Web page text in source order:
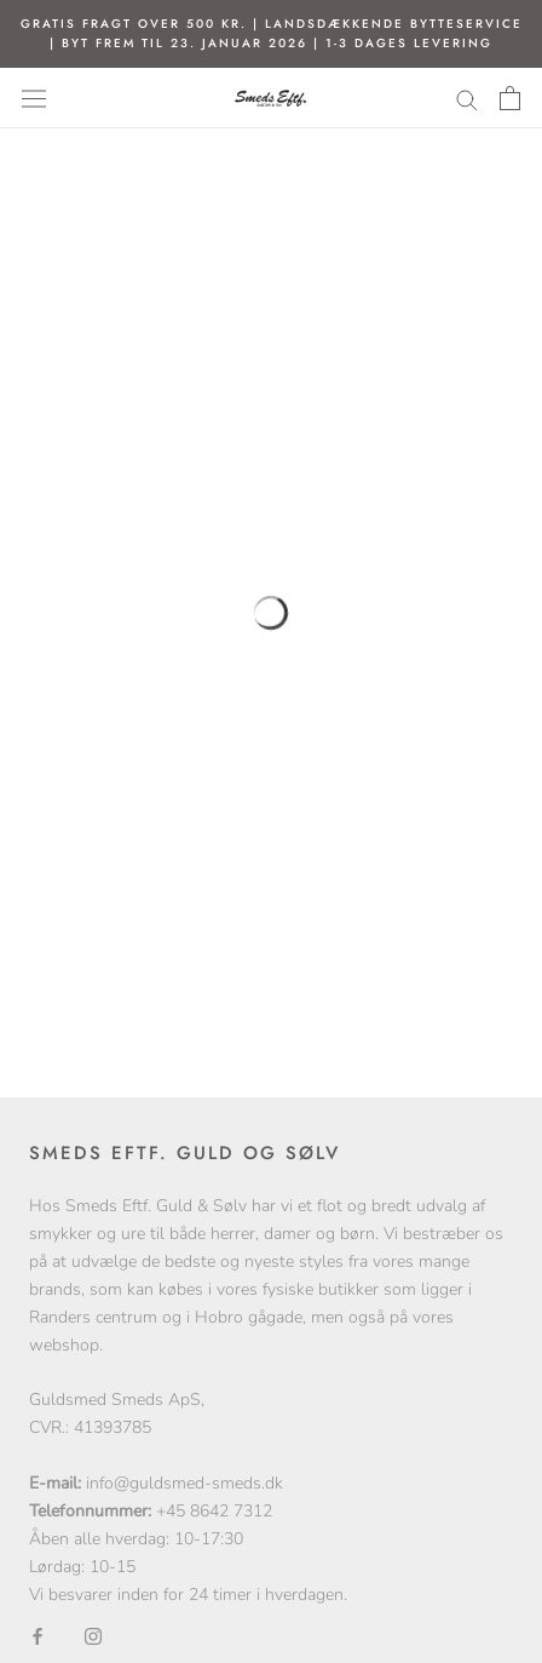
indhold
GRATIS FRAGT OVER 500 KR. | LANDSDÆKKENDE BYTTESERVICE
| BYT FREM TIL 23. JANUAR 2026 | 1-3 DAGES LEVERING
SMEDS EFTF. GULD OG SØLV
Hos Smeds Eftf. Guld & Sølv har vi et flot og bredt udvalg af
smykker og ure til både herrer, damer og børn. Vi bestræber os
på at udvælge de bedste og nyeste styles fra vores mange
brands, som kan købes i vores fysiske butikker som ligger i
Randers centrum og i Hobro gågade, men også på vores
webshop.
Guldsmed Smeds ApS,
CVR.: 41393785
E-mail: info@guldsmed-smeds.dk
Telefonnummer: +45 8642 7312
Åben alle hverdag: 10-17:30
Lørdag: 10-15
Vi besvarer inden for 24 timer i hverdagen.